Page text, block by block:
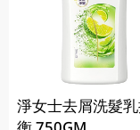
淨女士去屑洗髮